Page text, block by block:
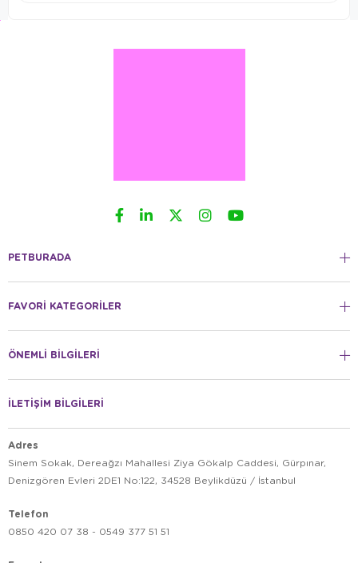
PETBURADA
FAVORİ KATEGORİLER
ÖNEMLİ BİLGİLERİ
İLETİŞİM BİLGİLERİ
Adres
Sinem Sokak, Dereağzı Mahallesi Ziya Gökalp Caddesi, Gürpınar,
Denizgören Evleri 2DE1 No:122, 34528 Beylikdüzü / İstanbul
Telefon
0850 420 07 38 - 0549 377 51 51